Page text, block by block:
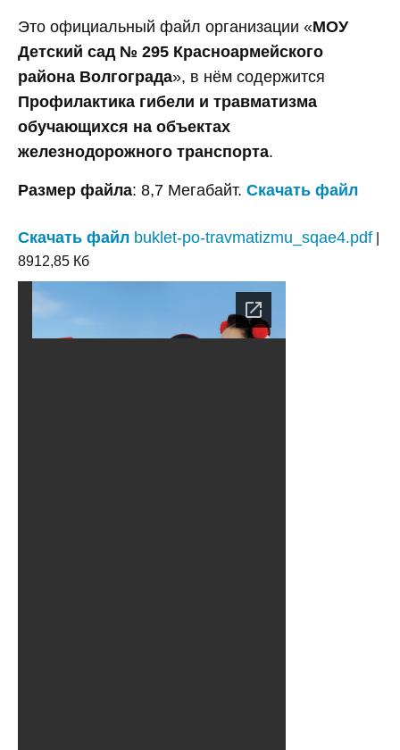
Это официальный файл организации «МОУ
Детский сад № 295 Красноармейского
района Волгограда», в нём содержится
Профилактика гибели и травматизма
обучающихся на объектах
железнодорожного транспорта.
Размер файла: 8,7 Мегабайт. Скачать файл
Скачать файл buklet-po-travmatizmu_sqae4.pdf
8912,85 Кб